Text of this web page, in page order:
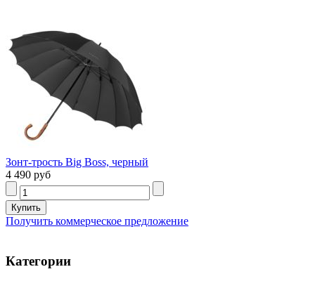
Зонт-трость Big Boss, черный
4 490 руб
Получить коммерческое предложение
Категории